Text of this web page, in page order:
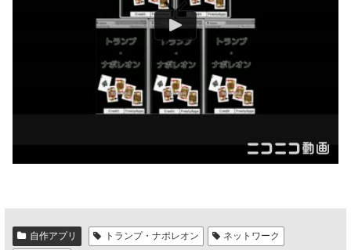
自作アプリ トランプ・ナポレオン ネットワーク